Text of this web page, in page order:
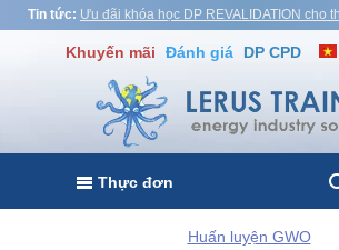
Tin tức: Ưu đãi khóa học DP REVALIDATION cho tháng 6, 7, 8 -
Khuyến mãi Đánh giá DP CPD
Thực đơn
Huấn luyện GWO